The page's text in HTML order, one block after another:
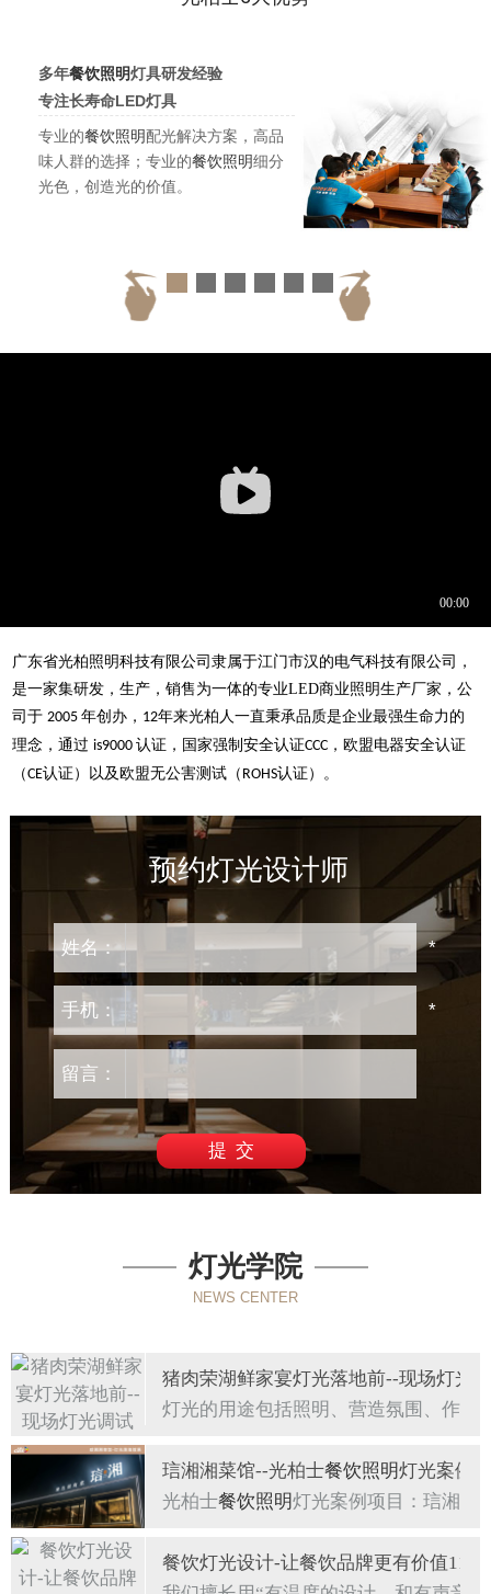
多年餐饮照明灯具研发经验
专注长寿命LED灯具
专业的餐饮照明配光解决方案，高品
味人群的选择；专业的餐饮照明细分
光色，创造光的价值。
广东省光柏照明科技有限公司隶属于江门市汉的电气科技有限公司，
是一家集研发，生产，销售为一体的专业LED商业照明生产厂家，公
司于 2005年创办， 12年来光柏人一直秉承品质是企业最强生命力的
理念，通过is9000认证，国家强制安全认证CCC ，欧盟电器安全认证
（CE认证）以及欧盟无公害测试（ ROHS认证）。
预约灯光设计师
姓名： *
手机： *
留言：
灯光学院
NEWS CENTER
猪肉荣湖鲜家宴灯光落地前--现场灯光
灯光的用途包括照明、营造氛围、作为
琂湘湘菜馆--光柏士餐饮照明灯光案例
光柏士餐饮照明灯光案例项目：琂湘湘
餐饮灯光设计-让餐饮品牌更有价值11